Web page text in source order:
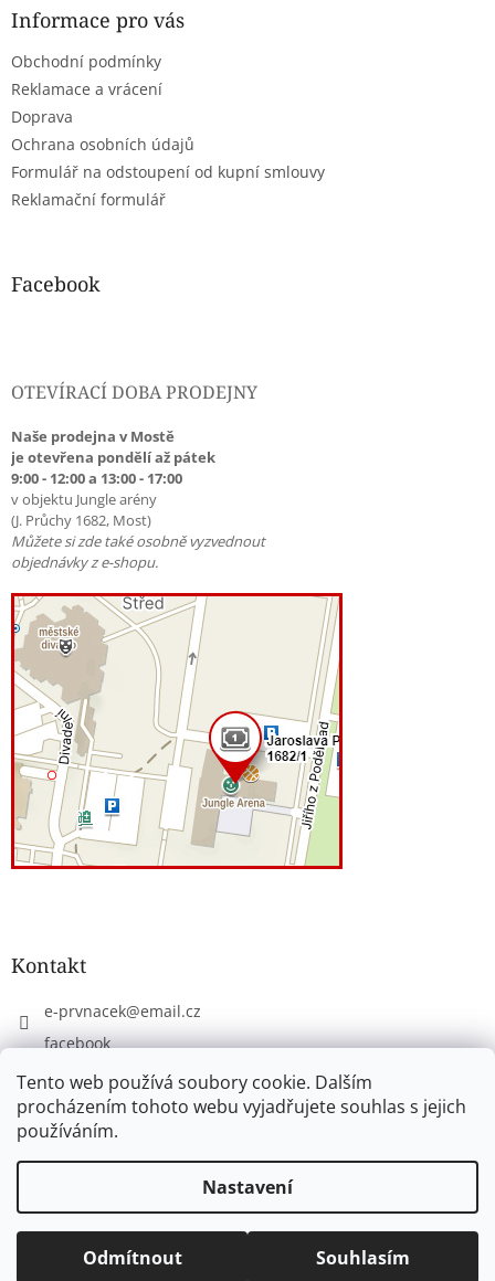
Tento web používá soubory cookie. Dalším
procházením tohoto webu vyjadřujete souhlas s jejich
používáním.
Nastavení
Odmítnout Souhlasím
Informace pro vás
Obchodní podmínky
Reklamace a vrácení
Doprava
Ochrana osobních údajů
Formulář na odstoupení od kupní smlouvy
Reklamační formulář
Facebook
OTEVÍRACÍ DOBA PRODEJNY
Naše prodejna v Mostě
je otevřena pondělí až pátek
9:00 - 12:00 a 13:00 - 17:00
v objektu Jungle arény
(J. Průchy 1682, Most)
Můžete si zde také osobně vyzvednout
objednávky z e-shopu.
Kontakt
e-prvnacek@email.cz
facebook
eprvnacek
Copyright 2026www.e-prvnacek.cz. Všechna práva